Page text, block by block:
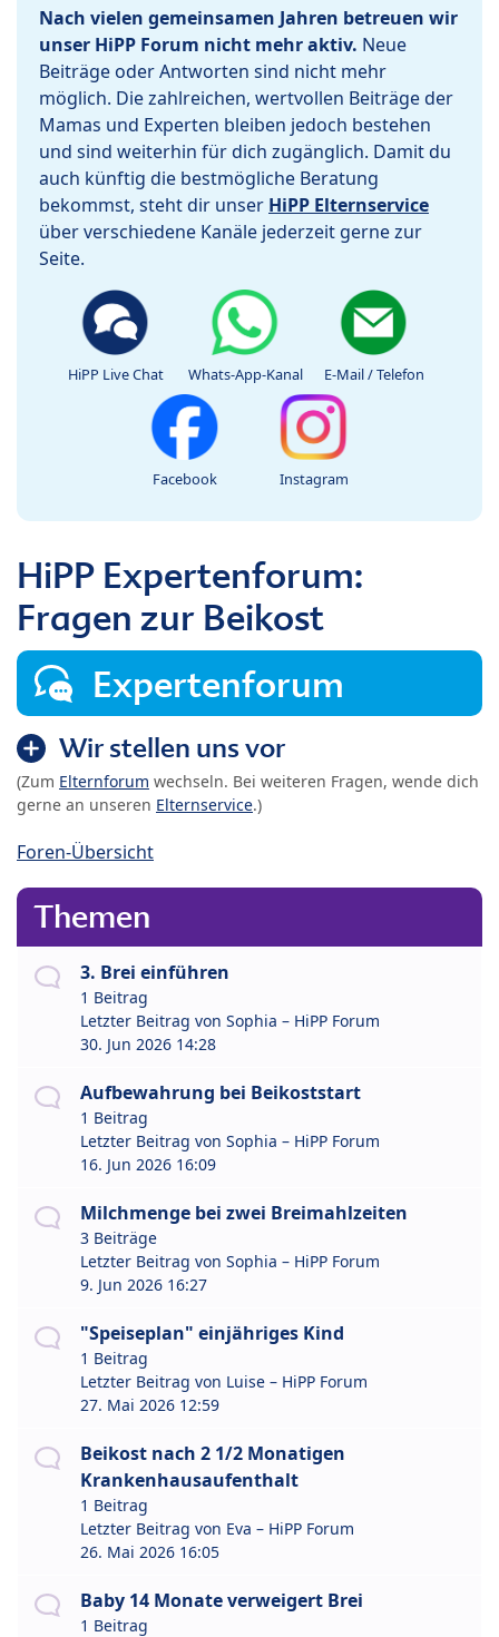
Nach vielen gemeinsamen Jahren betreuen wir
unser HiPP Forum nicht mehr aktiv. Neue
Beiträge oder Antworten sind nicht mehr
möglich. Die zahlreichen, wertvollen Beiträge der
Mamas und Experten bleiben jedoch bestehen
und sind weiterhin für dich zugänglich. Damit du
auch künftig die bestmögliche Beratung
bekommst, steht dir unser HiPP Elternservice
über verschiedene Kanäle jederzeit gerne zur
Seite.
HiPP Live Chat Whats-App-Kanal E-Mail / Telefon
Facebook Instagram
HiPP Expertenforum:
Fragen zur Beikost
Expertenforum
Wir stellen uns vor
(Zum Elternforum wechseln. Bei weiteren Fragen, wende dich
gerne an unseren Elternservice.)
Foren-Übersicht
Themen
3. Brei einführen
1 Beitrag
Letzter Beitrag von Sophia – HiPP Forum
30. Jun 2026 14:28
Aufbewahrung bei Beikoststart
1 Beitrag
Letzter Beitrag von Sophia – HiPP Forum
16. Jun 2026 16:09
Milchmenge bei zwei Breimahlzeiten
3 Beiträge
Letzter Beitrag von Sophia – HiPP Forum
9. Jun 2026 16:27
"Speiseplan" einjähriges Kind
1 Beitrag
Letzter Beitrag von Luise – HiPP Forum
27. Mai 2026 12:59
Beikost nach 2 1/2 Monatigen
Krankenhausaufenthalt
1 Beitrag
Letzter Beitrag von Eva – HiPP Forum
26. Mai 2026 16:05
Baby 14 Monate verweigert Brei
1 Beitrag